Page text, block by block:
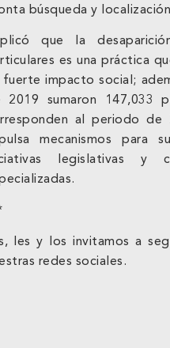
búsqueda y
que la
es una práctica
fuerte impacto social;
2019 sumaron 147,033
al periodo
mecanismos para
legislativas y
les y los invitamos a
redes sociales.